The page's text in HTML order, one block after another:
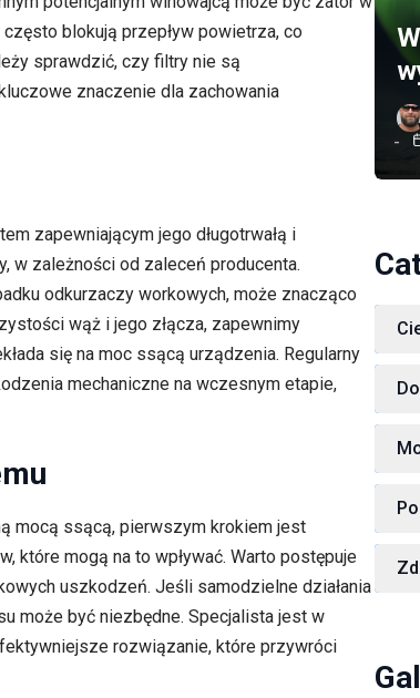
blokują przepływ powietrza, co
sprawdzić, czy filtry nie są
znaczenie dla zachowania
zapewniającym jego długotrwałą i
w zależności od zaleceń producenta.
odkurzaczy workowych, może znacząco
wąż i jego złącza, zapewnimy
się na moc ssącą urządzenia. Regularny
mechaniczne na wczesnym etapie,
mocą ssącą, pierwszym krokiem jest
które mogą na to wpływać. Warto postępuje
uszkodzeń. Jeśli samodzielne działania
może być niezbędne. Specjalista jest w
rozwiązanie, które przywróci